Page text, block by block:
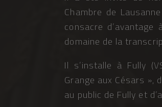
Chambre de
consacre d’avantage
domaine de la
Il s’installe à Fully
Grange aux Césars »,
au public de Fully et